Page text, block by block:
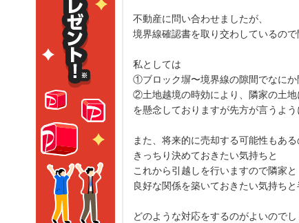
不動産に問い合わせましたが、
境界線確認書を取り交わしているので
私としては
①ブロック塀〜境界線の隙間でなに
②土地越境の時効により、隣家の土地
を懸念しておりますが先方が言うよ
また、将来的に売却する可能性もあ
きっちり決めておきたい気持ちと
これから引越しを行いますので隣家と
良好な関係を築いておきたい気持ちと
どのような対応をするのがよいのでし